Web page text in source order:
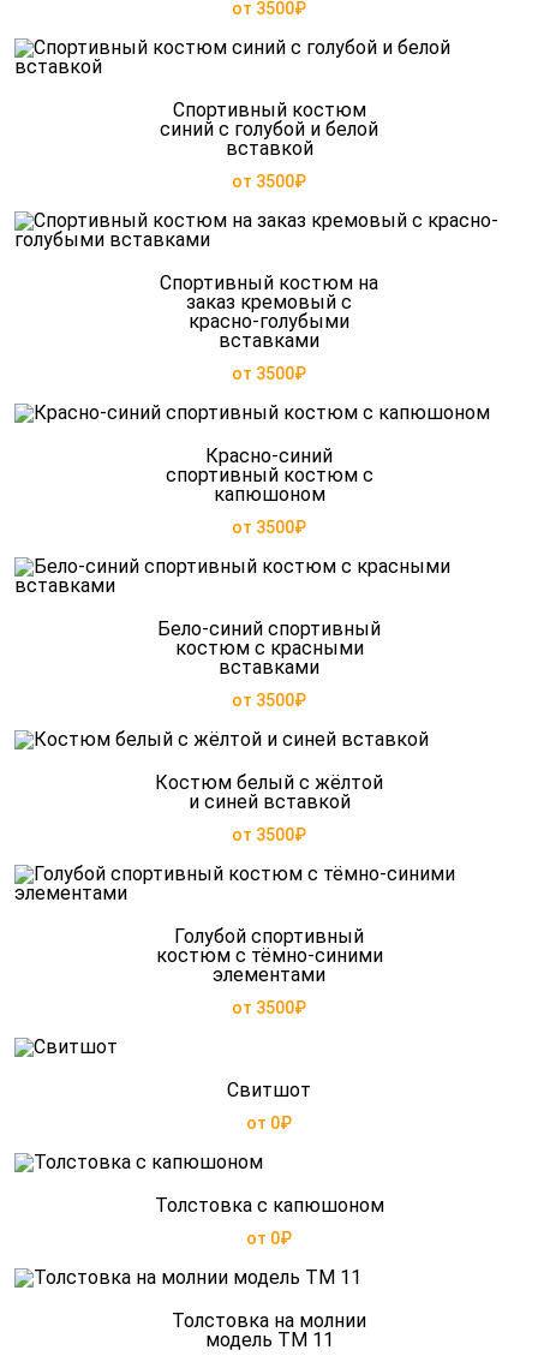
от 3500₽
Спортивный костюм
синий с голубой и белой
вставкой
от 3500₽
Спортивный костюм на
заказ кремовый с
красно-голубыми
вставками
от 3500₽
Красно-синий
спортивный костюм с
капюшоном
от 3500₽
Бело-синий спортивный
костюм с красными
вставками
от 3500₽
Костюм белый с жёлтой
и синей вставкой
от 3500₽
Голубой спортивный
костюм с тёмно-синими
элементами
от 3500₽
Свитшот
от 0₽
Толстовка с капюшоном
от 0₽
Толстовка на молнии
модель TM 11